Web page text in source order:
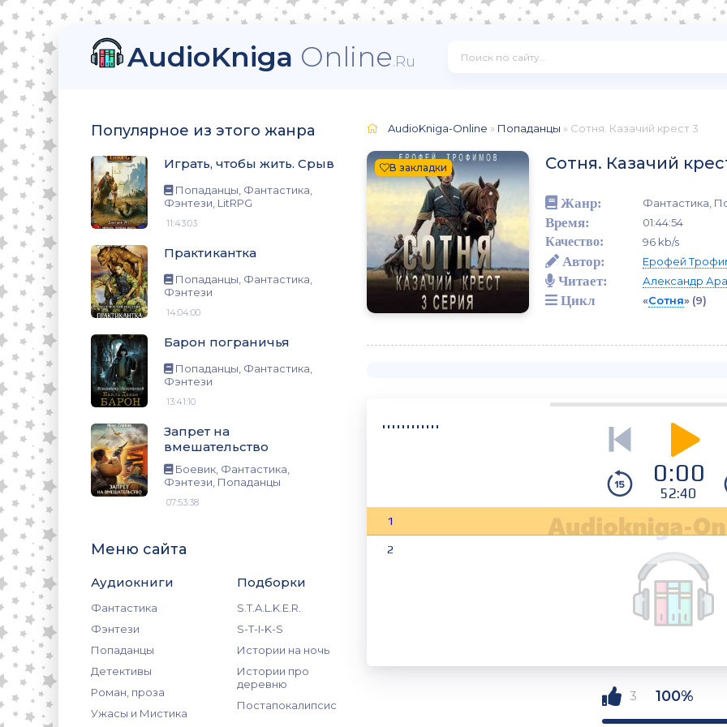
AudioKniga Online.Ru
Популярное из этого жанра
Играть, чтобы жить. Срыв
Попаданцы, Фантастика,
Фэнтези, LitRPG
11:43:03
Практикантка
Попаданцы, Фантастика,
Фэнтези
14:04:00
Барон пограничья
Попаданцы, Фантастика,
Фэнтези
13:41:10
Запрет на
вмешательство
Боевик, Фантастика,
Фэнтези, Попаданцы
07:53:38
Меню сайта
Аудиокниги
Фантастика
Фэнтези
Попаданцы
Детективы
Роман, проза
Ужасы и Мистика
Подборки
S.T.A.L.K.E.R.
S-T-I-K-S
Истории на ночь
Истории про
деревню
Постапокалипсис
AudioKniga-Online » Попаданцы » Сотня. Казачий крест 3
В закладки Сотня. Казачий
Жанр: Фантастика,
Время:
01:44:54
Качество:
96 kb/s
Автор: Ерофей
Читает: Александр
Цикл «Сотня» (9)
0:00
52:40
1
2
3 100%
LitRPG
Попаданцы